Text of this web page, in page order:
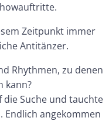
Zeitpunkt immer
Antitänzer.
Rhythmen, zu denen
kann?
die Suche und tauchte
Endlich angekommen